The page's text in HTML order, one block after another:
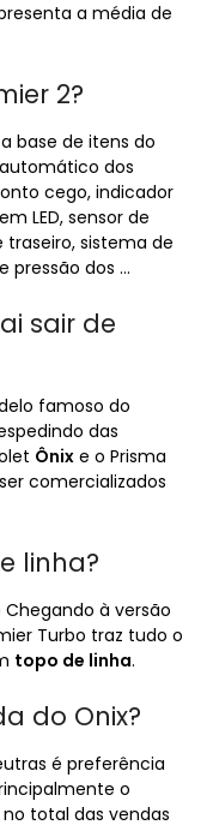
a média de
2?
base de itens do
dos
cego, indicador
LED, sensor de
sistema de
pressão dos …
sair de
famoso do
das
Ônix e o Prisma
comercializados
linha?
Chegando à versão
Turbo traz tudo o
topo de linha.
do Onix?
é preferência
o
no total das vendas